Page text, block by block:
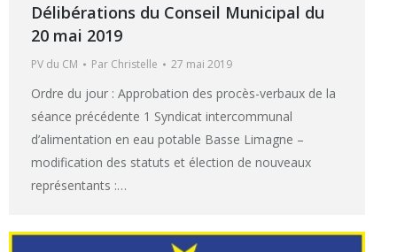
Délibérations du Conseil Municipal du
20 mai 2019
PV du CM Par Christelle 27 mai 2019
Ordre du jour : Approbation des procès-verbaux de la
séance précédente 1 Syndicat intercommunal
d’alimentation en eau potable Basse Limagne –
modification des statuts et élection de nouveaux
représentants :…